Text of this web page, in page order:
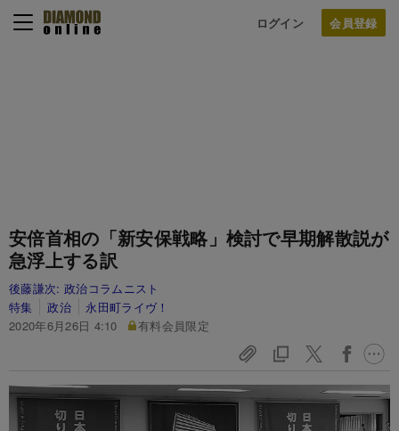
ログイン
安倍首相の「新安保戦略」検討で早期解散説が
急浮上する訳
後藤謙次: 政治コラムニスト
特集
政治
永田町ライヴ！
2020年6月26日 4:10
有料会員限定